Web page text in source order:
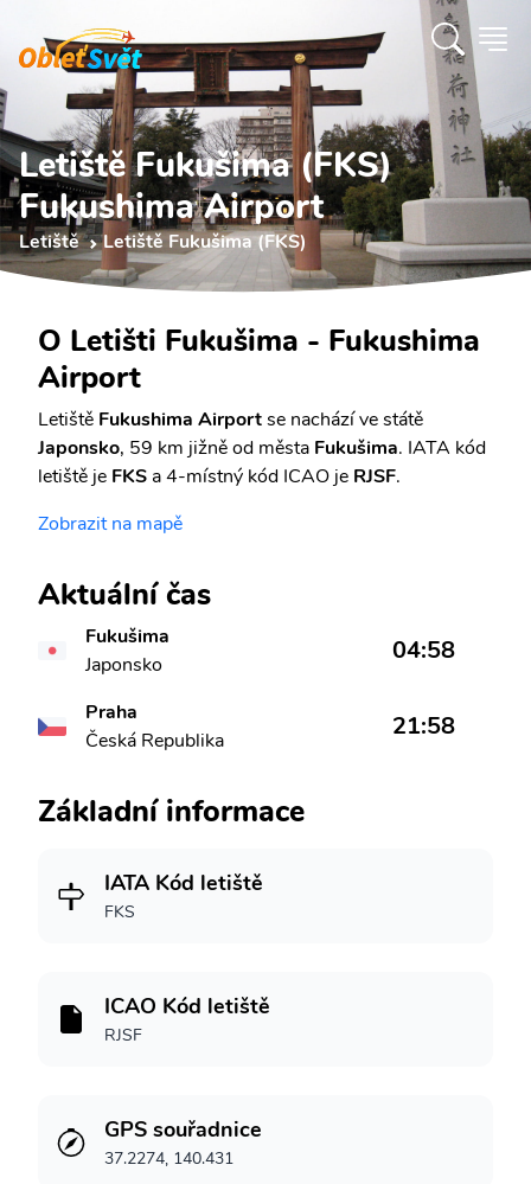
Letiště Fukušima (FKS)
Fukushima Airport
Letiště Letiště Fukušima (FKS)
O Letišti Fukušima - Fukushima
Airport
Letiště Fukushima Airportse nachází ve státě
Japonsko, 59 km jižně od města Fukušima. IATA kód
letiště je FKS a 4-místný kód ICAO je RJSF.
Zobrazit na mapě
Aktuální čas
Fukušima
Japonsko
04:58
Praha
Česká Republika
21:58
Základní informace
IATA Kód letiště
FKS
ICAO Kód letiště
RJSF
GPS souřadnice
37.2274, 140.431